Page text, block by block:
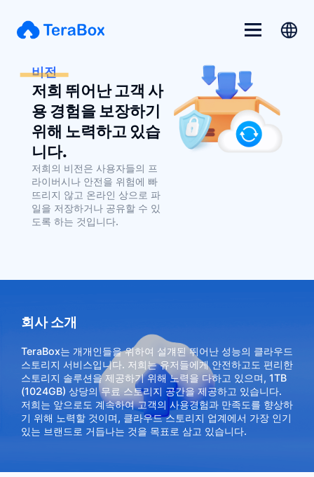
비전
저희 뛰어난 고객 사
용 경험을 보장하기
위해 노력하고 있습
니다.
저희의 비전은 사용자들의 프
라이버시나 안전을 위험에 빠
뜨리지 않고 온라인 상으로 파
일을 저장하거나 공유할 수 있
도록 하는 것입니다.
회사 소개
TeraBox는 개개인들을 위하여 설걔된 뛰어난 성능의 클라우드
스토리지 서비스입니다. 저희는 유저들에게 안전하고도 편리한
스토리지 솔루션을 제공하기 위해 노력을 다하고 있으며, 1TB
(1024GB) 상당의 무료 스토리지 공간을 제공하고 있습니다.
저희는 앞으로도 계속하여 고객의 사용경험과 만족도를 향상하
기 위해 노력할 것이며, 클라우드 스토리지 업계에서 가장 인기
있는 브랜드로 거듭나는 것을 목표로 삼고 있습니다.